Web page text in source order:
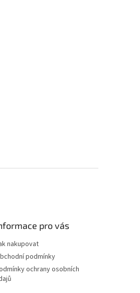
pro vás
nakupovat
podmínky
ochrany osobních